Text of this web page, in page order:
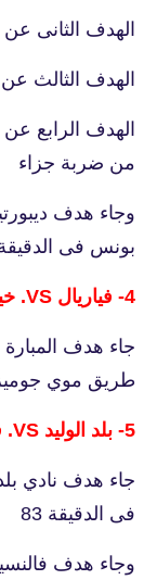
الهدف الثانى عن
الهدف الثالث
من ضربة جزاء
وجاء هدف
بونس فى الدقيقة
4- فياريال VS. خيتافي 1 - 0
جاء هدف المبارة
طريق موي جوميز
5- بلد الوليد VS. فالنسيا 1 - 1
جاء هدف نادي
فى الدقيقة 83
وجاء هدف